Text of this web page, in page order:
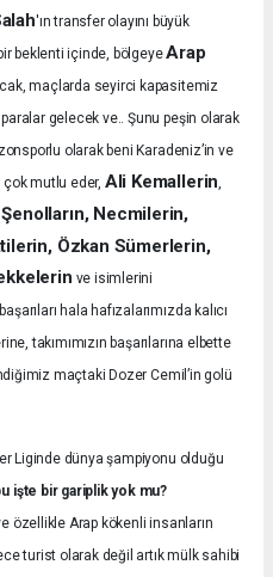
'ın transfer olayını büyük
beklenti içinde, bölgeyeArap
maçlarda seyirci kapasitemiz
gelecek ve.. Şunu peşin olarak
olarak beni Karadeniz’in ve
çok mutlu eder, Ali Kemallerin
Necmilerin,
Özkan Sümerlerin,
ve isimlerini
hala hafızalarımızda kalıcı
takımımızın başarılarına elbette
maçtaki Dozer Cemil’in golü
Liginde dünya şampiyonu olduğu
işte bir gariplik yok mu?
özellikle Arap kökenli insanların
turist olarak değil artık mülk sahibi